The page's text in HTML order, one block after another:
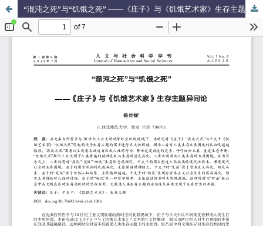
“混沌之死”与“饥饿之死” ——《庄子》与《饥饿艺术家》生存主题异同论